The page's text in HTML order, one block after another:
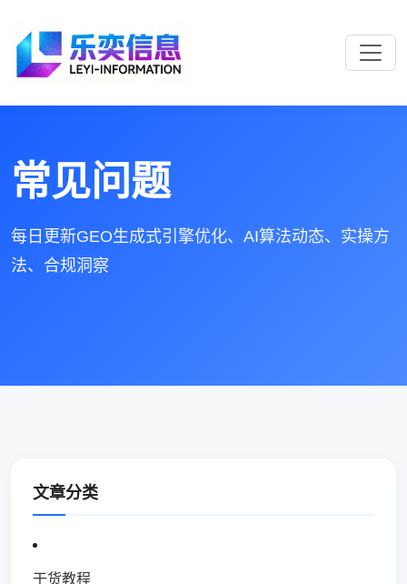
常见问题
每日更新GEO生成式引擎优化、AI算法动态、实操方
法、合规洞察
文章分类
干货教程